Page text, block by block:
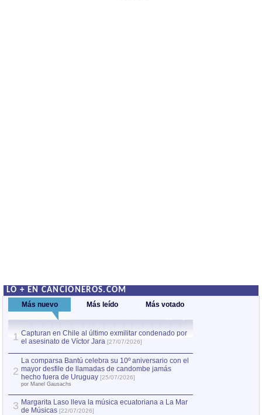
LO + EN CANCIONEROS.COM
Más nuevo Más leído Más votado
1 Capturan en Chile al último exmilitar condenado por
el asesinato de Víctor Jara [27/07/2026]
2
La comparsa Bantú celebra su 10º aniversario con el
mayor desfile de llamadas de candombe jamás
hecho fuera de Uruguay [25/07/2026]
por Manel Gausachs
3 Margarita Laso lleva la música ecuatoriana a La Mar
de Músicas [22/07/2026]